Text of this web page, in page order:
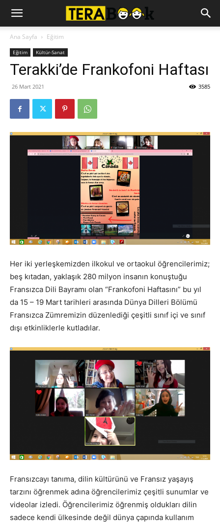
Ana Sayfa Eğitim
Eğitim Kültür-Sanat
Terakki’de Frankofoni Haftası
26 Mart 2021 3585
Her iki yerleşkemizden ilkokul ve ortaokul öğrencilerimiz;
beş kıtadan, yaklaşık 280 milyon insanın konuştuğu
Fransızca Dili Bayramı olan “Frankofoni Haftasını” bu yıl
da 15 – 19 Mart tarihleri arasında Dünya Dilleri Bölümü
Fransızca Zümremizin düzenlediği çeşitli sınıf içi ve sınıf
dışı etkinliklerle kutladılar.
Fransızcayı tanıma, dilin kültürünü ve Fransız yaşayış
tarzını öğrenmek adına öğrencilerimiz çeşitli sunumlar ve
videolar izledi. Öğrencilerimiz öğrenmiş oldukları dilin
sadece kendi ülkesinde değil dünya çapında kullanım